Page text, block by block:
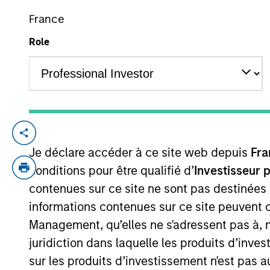
France
Role
Je déclare accéder à ce site web depuis
conditions pour être qualifié d’Investisseur
contenues sur ce site ne sont pas
informations contenues sur ce site peuvent
Management, qu’elles ne s'adressent pas
juridiction dans laquelle les produits
sur les produits d’investissement n'est pas
YEARS OF INDUSTRY EXPERIENCE
24 Years
Xu joined Morgan Stanley in 2005 in
Private Equity Asia (MSPEA) in 2008,
and expansion of Morgan Stanley’s
three onshore funds: the RMB 1.7bn Fund
awarded China’s Top 100 PE Investors
Operating Officer of Morgan Stanley
Banking Division at Goldman Sachs in
Computer Science (Honor) from